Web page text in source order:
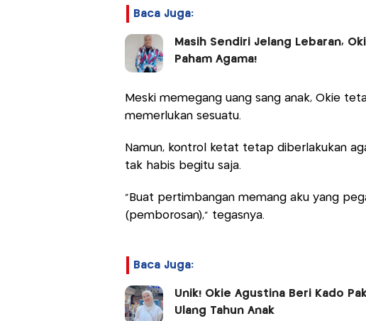
Baca Juga:
Masih Sendiri Jelang Lebaran,
Paham Agama!
Meski memegang uang sang anak, Okie
memerlukan sesuatu.
Namun, kontrol ketat tetap diberlakukan
tak habis begitu saja.
"Buat pertimbangan memang aku yang
(pemborosan)," tegasnya.
Baca Juga:
Unik! Okie Agustina Beri Kado
Ulang Tahun Anak